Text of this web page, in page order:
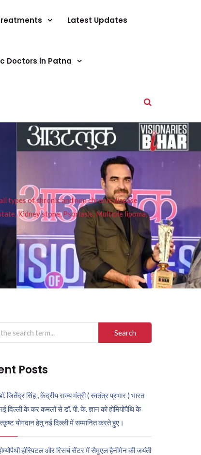
Latest Updates
Doctors in Patna
types of chronic and non chronic disease
Kidney stone, Psoriasis, Multiple lipoma,
Posts
जितेंद्र सिंह , केंद्रीय राज्य मंत्री ( स्वतंत्र प्रभार ) भारत
दिल्ली के कर कमलों से डॉ. पी. के. ज्ञान को होमियोपैथि के
योगदान हेतु नई दिल्ली में सम्मानित करते हुए।
हॉस्पिटल और रिसर्च सेंटर में सैमुएल हैनीमेन की जयंती